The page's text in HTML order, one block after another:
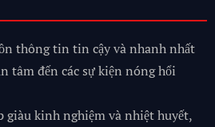
thông tin tin cậy và nhanh nhất
tâm đến các sự kiện nóng hổi
giàu kinh nghiệm và nhiệt huyết,